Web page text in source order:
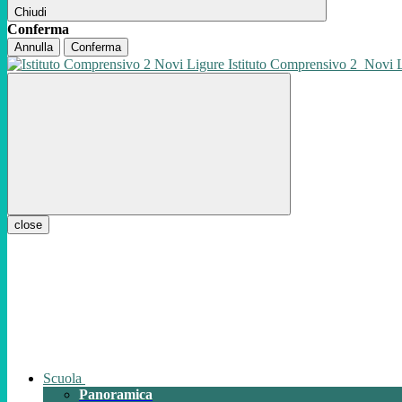
Chiudi
Conferma
Annulla Conferma
Istituto Comprensivo 2 Novi
close
Scuola
Panoramica